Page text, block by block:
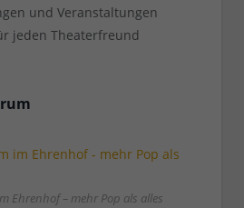
und Veranstaltungen
jeden Theaterfreund
Ehrenhof – mehr Pop als alles